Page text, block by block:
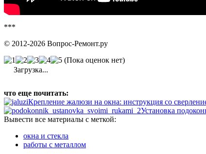
***
© 2012-2026 Вопрос-Ремонт.ру
(Пока оценок нет)
Загрузка...
что еще почитать:
Крепление жалюзи на окна: инструкция со
Установка
Вывести все материалы с меткой:
окна и стекла
работы с металлом